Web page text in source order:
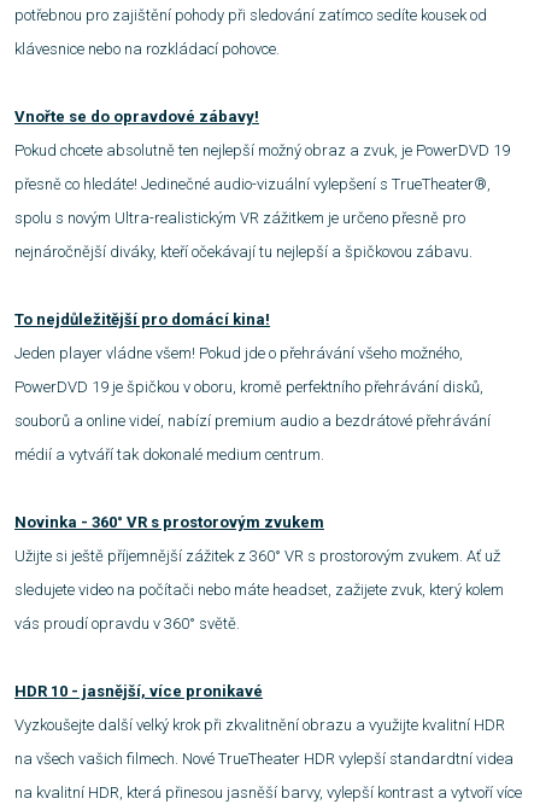
potřebnou pro zajištění pohody při sledování zatímco sedíte kousek od
klávesnice nebo na rozkládací pohovce.
Vnořte se do opravdové zábavy!
Pokud chcete absolutně ten nejlepší možný obraz a zvuk, je PowerDVD 19
přesně co hledáte! Jedinečné audio-vizuální vylepšení s TrueTheater®,
spolu s novým Ultra-realistickým VR zážitkem je určeno přesně pro
nejnáročnější diváky, kteří očekávají tu nejlepší a špičkovou zábavu.
To nejdůležitější pro domácí kina!
Jeden player vládne všem! Pokud jde o přehrávání všeho možného,
PowerDVD 19 je špičkou v oboru, kromě perfektního přehrávání disků,
souborů a online videí, nabízí premium audio a bezdrátové přehrávání
médií a vytváří tak dokonalé medium centrum.
Novinka - 360° VR s prostorovým zvukem
Užijte si ještě příjemnější zážitek z 360° VR s prostorovým zvukem. Ať už
sledujete video na počítači nebo máte headset, zažijete zvuk, který kolem
vás proudí opravdu v 360° světě.
HDR 10 - jasnější, více pronikavé
Vyzkoušejte další velký krok při zkvalitnění obrazu a využijte kvalitní HDR
na všech vašich filmech. Nové TrueTheater HDR vylepší standardtní videa
na kvalitní HDR, která přinesou jasněší barvy, vylepší kontrast a vytvoří více